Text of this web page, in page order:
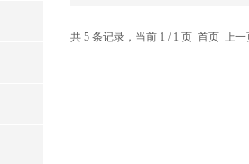
共 5 条记录，当前 1 / 1 页 首页 上